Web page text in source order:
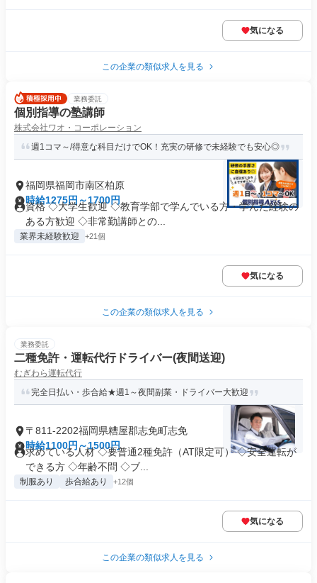
気になる
この企業の類似求人を見る
業務委託
個別指導の塾講師
株式会社ワオ・コーポレーション
週1コマ～/得意な科目だけでOK！充実の研修で未経験でも安心◎
福岡県福岡市南区柏原
時給1275円～1700円
資格 ◇大学生歓迎 ◇教育学部で学んでいる方・学んだ経験の
ある方歓迎 ◇非常勤講師との...
業界未経験歓迎 +21個
気になる
この企業の類似求人を見る
業務委託
二種免許・運転代行ドライバー(夜間送迎)
むぎわら運転代行
完全日払い・歩合給★週1～夜間副業・ドライバー大歓迎
〒811-2202福岡県糟屋郡志免町志免
時給1100円～1500円
求めている人材 ◇要普通2種免許（AT限定可） ◇安全運転が
できる方 ◇年齢不問 ◇ブ...
制服あり 歩合給あり +12個
気になる
この企業の類似求人を見る